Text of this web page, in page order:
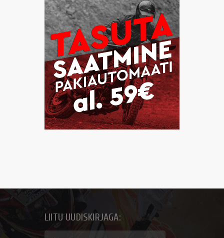
LIITU UUDISKIRJAGA: